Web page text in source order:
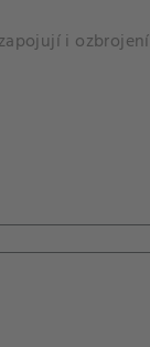
i ozbrojení